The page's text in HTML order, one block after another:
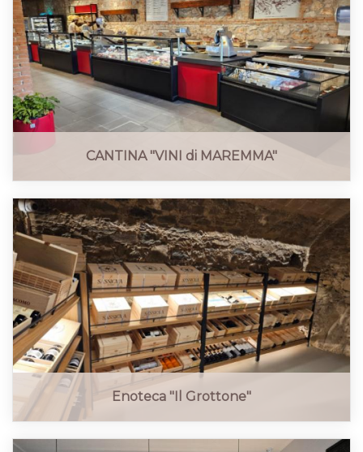
CANTINA "VINI di MAREMMA"
Enoteca "Il Grottone"